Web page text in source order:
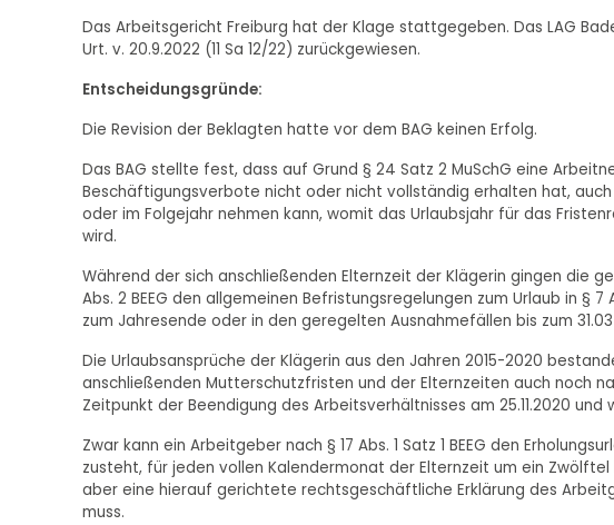
Das Arbeitsgericht Freiburg hat der Klage stattgegeben. Das LAG
Urt. v. 20.9.2022 (11 Sa 12/22) zurückgewiesen.
Entscheidungsgründe:
Die Revision der Beklagten hatte vor dem BAG keinen Erfolg.
Das BAG stellte fest, dass auf Grund § 24 Satz 2 MuSchG eine
Beschäftigungsverbote nicht oder nicht vollständig erhalten hat,
oder im Folgejahr nehmen kann, womit das Urlaubsjahr für das
wird.
Während der sich anschließenden Elternzeit der Klägerin gingen die
Abs. 2 BEEG den allgemeinen Befristungsregelungen zum Urlaub in §
zum Jahresende oder in den geregelten Ausnahmefällen bis zum
Die Urlaubsansprüche der Klägerin aus den Jahren 2015-2020
anschließenden Mutterschutzfristen und der Elternzeiten auch noch
Zeitpunkt der Beendigung des Arbeitsverhältnisses am 25.11.2020 und
Zwar kann ein Arbeitgeber nach § 17 Abs. 1 Satz 1 BEEG den
zusteht, für jeden vollen Kalendermonat der Elternzeit um ein
aber eine hierauf gerichtete rechtsgeschäftliche Erklärung des
muss.